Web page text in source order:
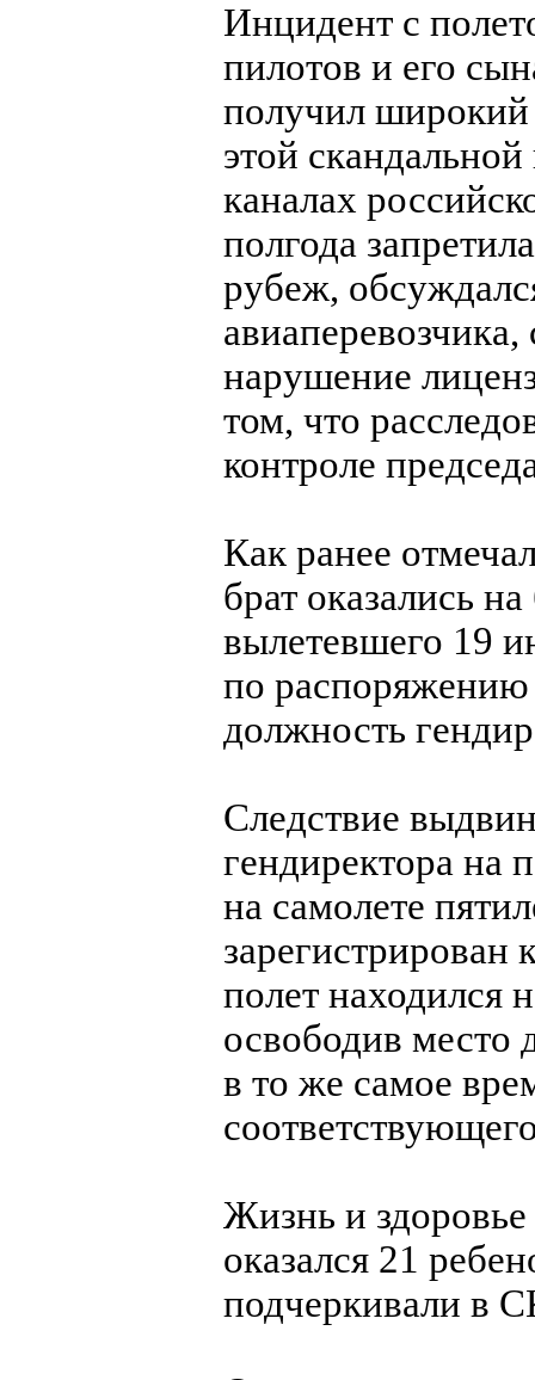
Инцидент с
пилотов и его
получил
этой
каналах
полгода
рубеж,
нарушение
том, что
контроле
Как ранее
брат оказались
вылетевшего 19
по распоряжению
должность
Следствие
гендиректора на
на самолете
зарегистрирован
полет находился
освободив место
в то же самое
Жизнь и
оказался 21
подчеркивали в